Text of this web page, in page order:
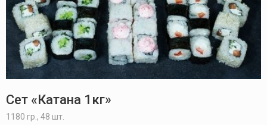
Сет «Катана 1кг»
1180 гр., 48 шт.